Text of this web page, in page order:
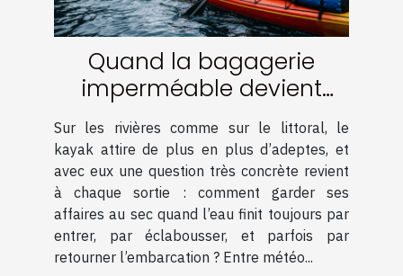
Quand la bagagerie
imperméable devient
l’alliée des aventuriers en
kayak
Sur les rivières comme sur le littoral, le
kayak attire de plus en plus d’adeptes, et
avec eux une question très concrète revient
à chaque sortie : comment garder ses
affaires au sec quand l’eau finit toujours par
entrer, par éclabousser, et parfois par
retourner l’embarcation ? Entre météo...